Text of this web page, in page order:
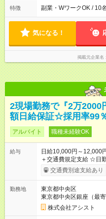
日勤：08:00～17:00 ■
なります ※早く終われば1現
OK！ ☆現場が早く終わ
「日勤＋夜勤」も可能！
特徴 副業・WワークOK / 10
気になる！
掲載元企業名
2現場勤務で『2万
額日給保証☆採用率99
アルバイト 職種未経験OK
給与
日給10,000円～12,000
＋交通費規定支給 ☆日勤：08:00～17:00／日給1万円 ★夜勤：
20:00～05:00／日給1万2000円 -:+:-:+:-:+:-:+:-:+:-
日『2万2000円』も稼げる！ -
べる！ 日払いは、当日に『
別途支給 ■日給全額保障あり ┗予定時間より早く終わっても日給
は満額支給！ ■資格手当あり
試用期間なし
交通費別途支給あり
勤務地
東京都中央区
東京都中央区銀座（最寄
株式会社アシスト